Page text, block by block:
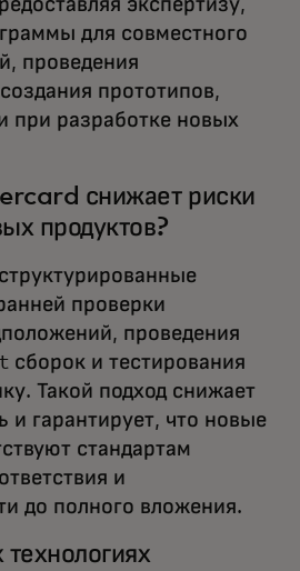
экспертизу,
для совместного
проведения
прототипов,
при разработке новых
снижает риски
продуктов?
проверки
проведения
и тестирования
Такой подход снижает
и гарантирует, что новые
стандартам
и
до полного вложения.